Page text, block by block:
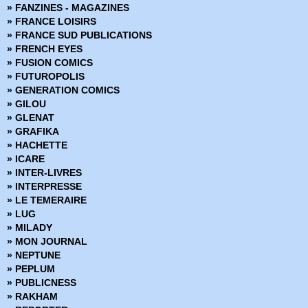
› Annihilator
› Paper Girls 1
› Saga 6
› Trees - Tome 2 - Deux forêts
› The Escapits - Les maîtres de l'évasion
› Rebels
› Deadly Class 4 - Die for
› Injection 1
› I hate fairyland tome 1 - Le vert de ses cheveux
› Low - Tome 3
› East of West 6 - Psaume pour les déchus
› Paper Girls 2
› Tokyo Ghost 2 - Enfer digital - Noir et blanc
› Black Science 5
› Starve - Cuisine et dépendance
› Rat Queens 2
› The Goddamned tome 1 - Avant le déluge
› Saga - Tome 7
› The autumnlands 2 - Retour à la terre
› Descender 3 - Singularités
› Deadly Class 5 - Carousel
› Manhattan Projects - Tome 1
» FANZINES - MAGAZINES
» FRANCE LOISIRS
» FRANCE SUD PUBLICATIONS
» FRENCH EYES
» FUSION COMICS
» FUTUROPOLIS
» GENERATION COMICS
» GILOU
» GLENAT
» GRAFIKA
» HACHETTE
» ICARE
» INTER-LIVRES
» INTERPRESSE
» LE TEMERAIRE
» LUG
» MILADY
» MON JOURNAL
» NEPTUNE
» PEPLUM
» PUBLICNESS
» RAKHAM